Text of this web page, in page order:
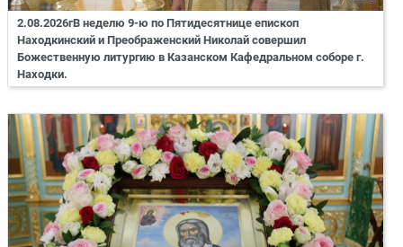
2.08.2026гВ неделю 9-ю по Пятидесятнице епископ
Находкинский и Преображенский Николай совершил
Божественную литургию в Казанском Кафедральном соборе г.
Находки.